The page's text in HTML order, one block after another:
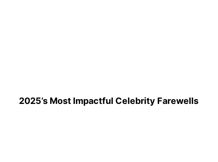
2025’s Most Impactful Celebrity Farewells